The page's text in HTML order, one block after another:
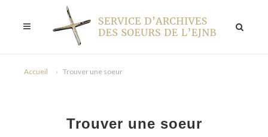
Accueil Trouver une soeur
Trouver une soeur